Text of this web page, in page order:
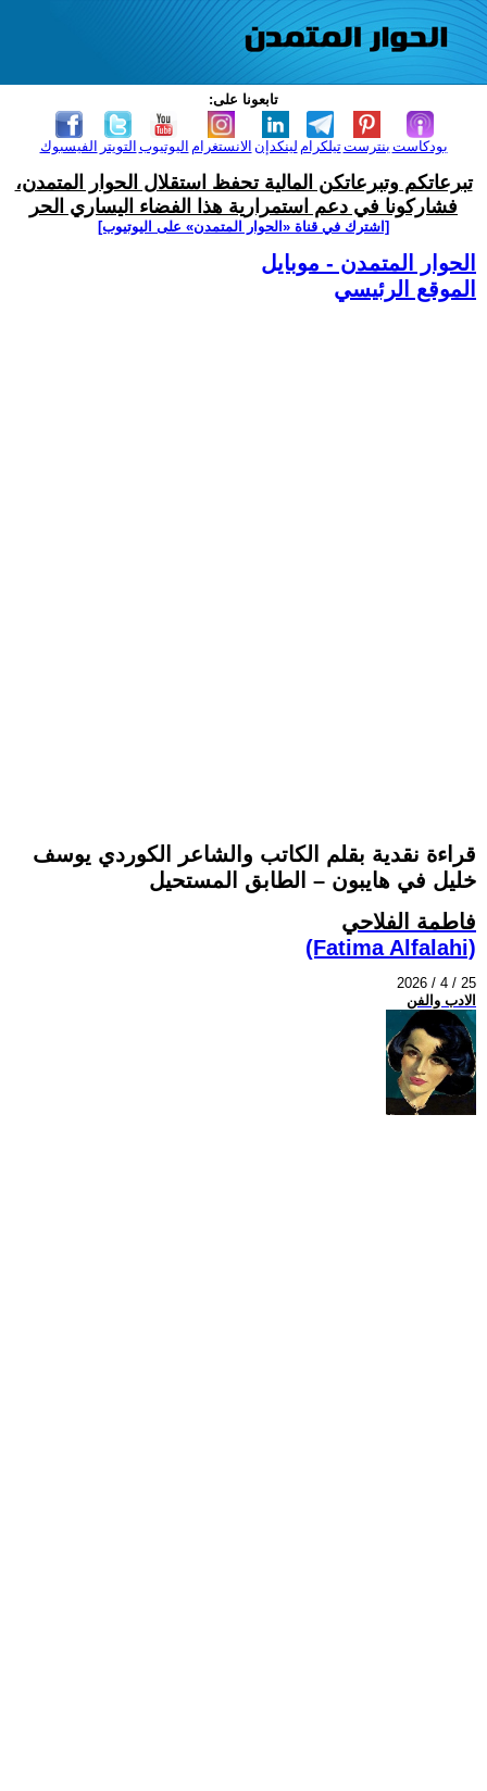
تابعونا على:
الفيسبوك التويتر اليوتيوب الانستغرام لينكدإن تيلكرامبنترست بودكاست
تبرعاتكم وتبرعاتكن المالية تحفظ استقلال الحوار المتمدن،
فشاركونا في دعم استمرارية هذا الفضاء اليساري الحر
[اشترك في قناة ‫«الحوار المتمدن» على اليوتيوب]
الحوار المتمدن - موبايل
الموقع الرئيسي
قراءة نقدية بقلم الكاتب والشاعر الكوردي يوسف
خليل في هايبون – الطابق المستحيل
فاطمة الفلاحي
(Fatima Alfalahi)
2026 / 4 / 25
الادب والفن